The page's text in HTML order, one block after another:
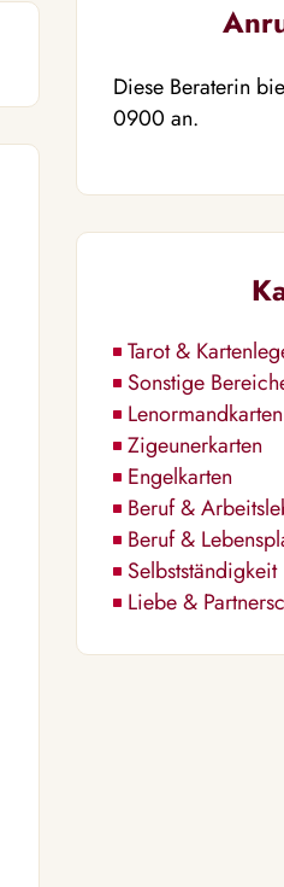
Diese Beraterin
0900 an.
Tarot &
Sonstige
Lenormandkarten
Zigeunerkarten
Engelkarten
Beruf &
Beruf &
Selbstständigkeit
Liebe &